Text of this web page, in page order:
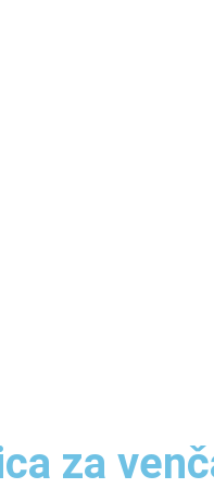
za